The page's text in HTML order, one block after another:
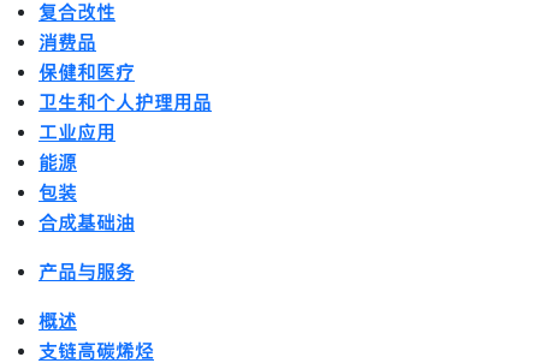
复合改性
消费品
保健和医疗
卫生和个人护理用品
工业应用
能源
包装
合成基础油
产品与服务
概述
支链高碳烯烃